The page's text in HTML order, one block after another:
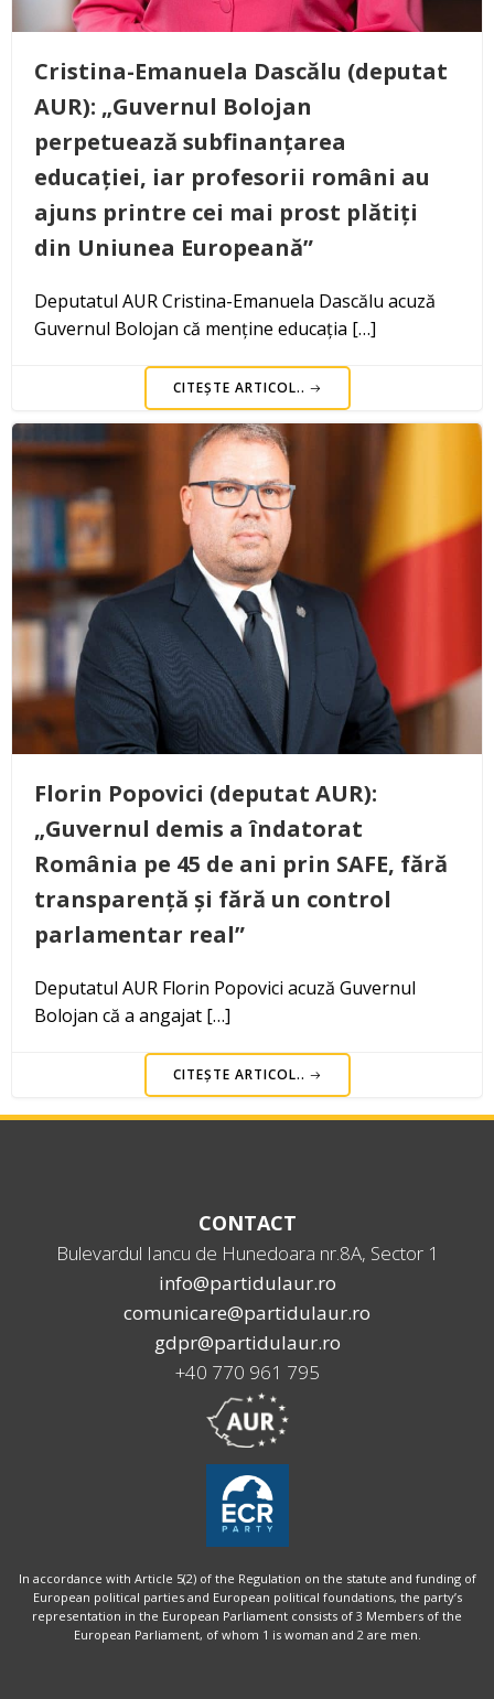
Cristina-Emanuela Dascălu (deputat
AUR): „Guvernul Bolojan
perpetuează subfinanțarea
educației, iar profesorii români au
ajuns printre cei mai prost plătiți
din Uniunea Europeană”
Deputatul AUR Cristina-Emanuela Dascălu acuză
Guvernul Bolojan că menține educația […]
CITEȘTE ARTICOL..
Florin Popovici (deputat AUR):
„Guvernul demis a îndatorat
România pe 45 de ani prin SAFE, fără
transparență și fără un control
parlamentar real”
Deputatul AUR Florin Popovici acuză Guvernul
Bolojan că a angajat […]
CITEȘTE ARTICOL..
CONTACT
Bulevardul Iancu de Hunedoara nr.8A, Sector 1
info@partidulaur.ro
comunicare@partidulaur.ro
gdpr@partidulaur.ro
+40 770 961 795
In accordance with Article 5(2) of the Regulation on the statute and funding of
European political parties and European political foundations, the party’s
representation in the European Parliament consists of 3 Members of the
European Parliament, of whom 1 is woman and 2 are men.